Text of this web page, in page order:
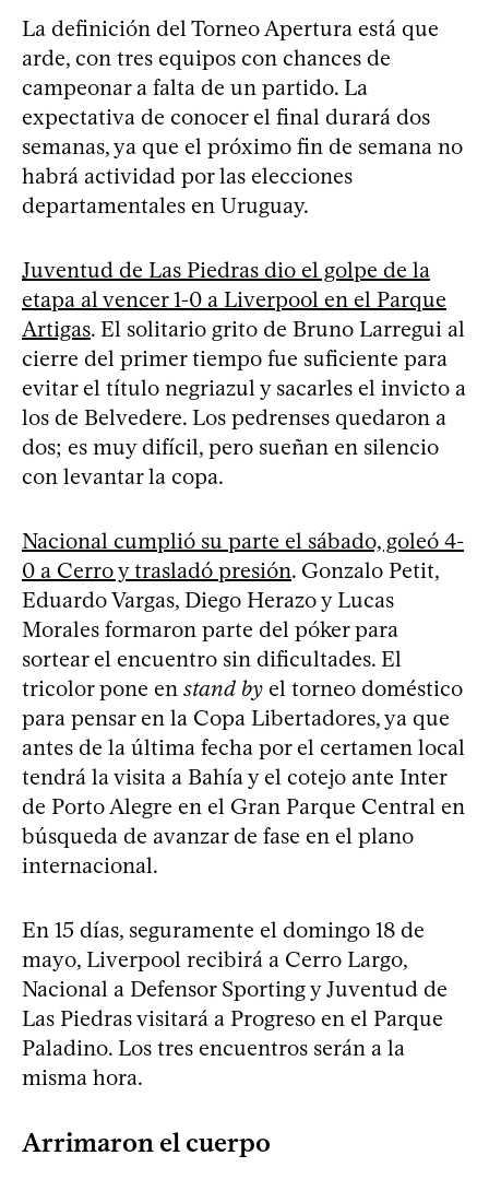
La definición del Torneo Apertura está que
arde, con tres equipos con chances de
campeonar a falta de un partido. La
expectativa de conocer el final durará dos
semanas, ya que el próximo fin de semana no
habrá actividad por las elecciones
departamentales en Uruguay.
Juventud de Las Piedras dio el golpe de la
etapa al vencer 1-0 a Liverpool en el Parque
Artigas. El solitario grito de Bruno Larregui al
cierre del primer tiempo fue suficiente para
evitar el título negriazul y sacarles el invicto a
los de Belvedere. Los pedrenses quedaron a
dos; es muy difícil, pero sueñan en silencio
con levantar la copa.
Nacional cumplió su parte el sábado, goleó 4-
0 a Cerro y trasladó presión. Gonzalo Petit,
Eduardo Vargas, Diego Herazo y Lucas
Morales formaron parte del póker para
sortear el encuentro sin dificultades. El
tricolor pone en stand by el torneo doméstico
para pensar en la Copa Libertadores, ya que
antes de la última fecha por el certamen local
tendrá la visita a Bahía y el cotejo ante Inter
de Porto Alegre en el Gran Parque Central en
búsqueda de avanzar de fase en el plano
internacional.
En 15 días, seguramente el domingo 18 de
mayo, Liverpool recibirá a Cerro Largo,
Nacional a Defensor Sporting y Juventud de
Las Piedras visitará a Progreso en el Parque
Paladino. Los tres encuentros serán a la
misma hora.
Arrimaron el cuerpo